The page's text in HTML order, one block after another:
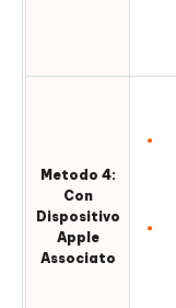
Metodo 4:
Con
Dispositivo
Apple
Associato